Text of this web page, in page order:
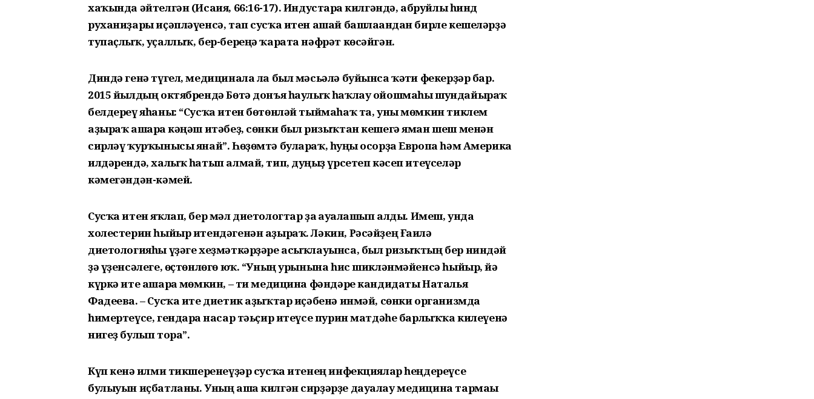
хаҡында әйтелгән (Исаия, 66:16-17). Индустарға килгәндә, абруйлы һинд
руханиҙары иҫәпләүенсә, тап сусҡа итен ашай башлағандан бирле кешеләрҙә
тупаҫлыҡ, уҫаллыҡ, бер-береңә ҡарата нәфрәт көсәйгән.
Диндә генә түгел, медицинала ла был мәсьәлә буйынса ҡәтғи фекерҙәр бар.
2015 йылдың октябрендә Бөтә донъя һаулыҡ һаҡлау ойошмаһы шундайыраҡ
белдереү яһаны: “Сусҡа итен бөтөнләй тыймаһаҡ та, уны мөмкин тиклем
аҙыраҡ ашарға кәңәш итәбеҙ, сөнки был ризыҡтан кешегә яман шеш менән
сирләү ҡурҡынысы янай”. Һөҙөмтә булараҡ, һуңғы осорҙа Европа һәм Америка
илдәрендә, халыҡ һатып алмай, тип, дуңғыҙ үрсетеп кәсеп итеүселәр
кәмегәндән-кәмей.
Сусҡа итен яҡлап, бер мәл диетологтар ҙа ғауғалашып алды. Имеш, унда
холестерин һыйыр итендәгенән аҙыраҡ. Ләкин, Рәсәйҙең Ғаилә
диетологияһы үҙәге хеҙмәткәрҙәре асыҡлауынса, был ризыҡтың бер ниндәй
ҙә үҙенсәлеге, өҫтөнлөгө юҡ. “Уның урынына һис шикләнмәйенсә һыйыр, йә
күркә ите ашарға мөмкин, – ти медицина фәндәре кандидаты Наталья
Фадеева. – Сусҡа ите диетик аҙыҡтар иҫәбенә инмәй, сөнки организмда
һимертеүсе, гендарға насар тәьҫир итеүсе пурин матдәһе барлыҡҡа килеүенә
нигеҙ булып тора”.
Күп кенә ғилми тикшеренеүҙәр сусҡа итенең инфекциялар һеңдереүсе
булыуын иҫбатланы. Уның аша килгән сирҙәрҙе дауалау медицина тармағы